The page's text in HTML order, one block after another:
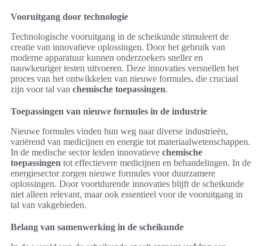
Vooruitgang door technologie
Technologische vooruitgang in de scheikunde stimuleert de
creatie van innovatieve oplossingen. Door het gebruik van
moderne apparatuur kunnen onderzoekers sneller en
nauwkeuriger testen uitvoeren. Deze innovaties versnellen het
proces van het ontwikkelen van nieuwe formules, die cruciaal
zijn voor tal van chemische toepassingen.
Toepassingen van nieuwe formules in de industrie
Nieuwe formules vinden hun weg naar diverse industrieën,
variërend van medicijnen en energie tot materiaalwetenschappen.
In de medische sector leiden innovatieve chemische
toepassingen tot effectievere medicijnen en behandelingen. In de
energiesector zorgen nieuwe formules voor duurzamere
oplossingen. Door voortdurende innovaties blijft de scheikunde
niet alleen relevant, maar ook essentieel voor de vooruitgang in
tal van vakgebieden.
Belang van samenwerking in de scheikunde